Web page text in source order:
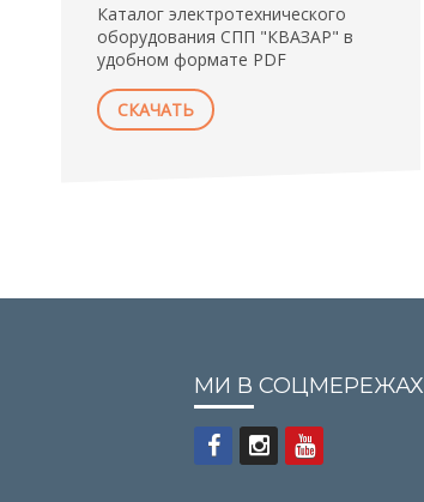
Каталог электротехнического
оборудования СПП "КВАЗАР" в
удобном формате PDF
СКАЧАТЬ
МИ В СОЦМЕРЕЖАХ